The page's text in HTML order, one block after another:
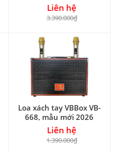
Liên hệ
3.390.000₫
Loa xách tay VBBox VB-
668, mẫu mới 2026
Liên hệ
1.390.000₫